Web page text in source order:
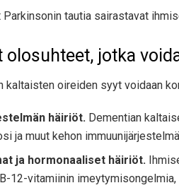
Parkinsonin tautia sairastavat
jotka
oireiden syyt voidaan
häiriöt. Dementian
ja muut kehon
ja hormonaaliset häiriöt.
12-vitamiinin